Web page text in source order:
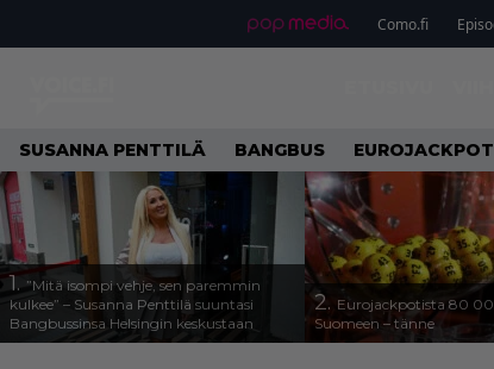
Como.fi
SUSANNA PENTTILÄ BANGBUS EUROJACKPOT
1. ”Mitä isompi vehje, sen paremmin
kulkee” – Susanna Penttilä suuntasi
Bangbussinsa Helsingin keskustaan
2. Eurojackpotista 80
Suomeen – tänne